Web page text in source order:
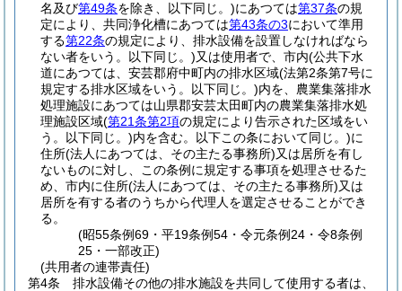
名及び第49条を除き、以下同じ。)にあつては第37条の規
定により、共同浄化槽にあつては第43条の3において準用
する第22条の規定により、排水設備を設置しなければなら
ない者をいう。以下同じ。)又は使用者で、市内(公共下水
道にあつては、安芸郡府中町内の排水区域(法第2条第7号に
規定する排水区域をいう。以下同じ。)内を、農業集落排水
処理施設にあつては山県郡安芸太田町内の農業集落排水処
理施設区域(第21条第2項の規定により告示された区域をい
う。以下同じ。)内を含む。以下この条において同じ。)に
住所(法人にあつては、その主たる事務所)又は居所を有し
ないものに対し、この条例に規定する事項を処理させるた
め、市内に住所(法人にあつては、その主たる事務所)又は
居所を有する者のうちから代理人を選定させることができ
る。
(昭55条例69・平19条例54・令元条例24・令8条例
25・一部改正)
(共用者の連帯責任)
第4条
排水設備その他の排水施設を共同して使用する者は、